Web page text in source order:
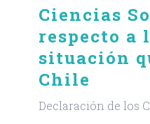
Ciencias
respecto a
situación
Chile
Declaración de los